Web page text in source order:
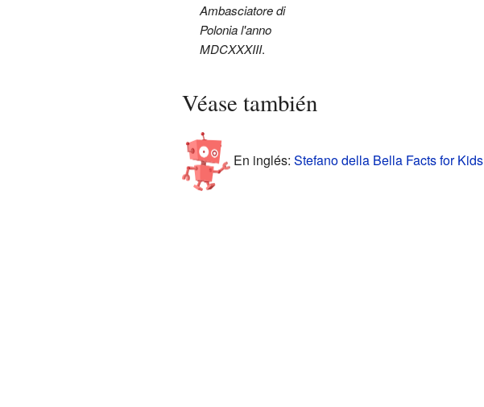
Ambasciatore di
Polonia l'anno
MDCXXXIII.
Véase también
En inglés: Stefano della Bella Facts for Kids